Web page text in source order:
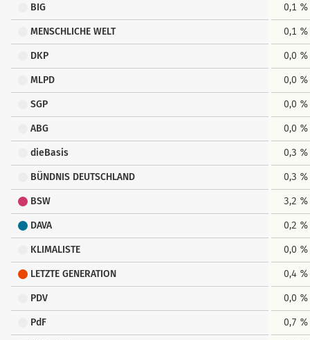
BIG 0,1 %
MENSCHLICHE WELT 0,1 %
DKP 0,0 %
MLPD 0,0 %
SGP 0,0 %
ABG 0,0 %
dieBasis 0,3 %
BÜNDNIS DEUTSCHLAND 0,3 %
BSW 3,2 %
DAVA 0,2 %
KLIMALISTE 0,0 %
LETZTE GENERATION 0,4 %
PDV 0,0 %
PdF 0,7 %